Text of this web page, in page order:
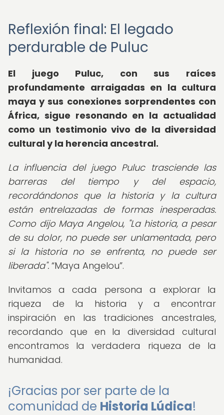
Reflexión final: El legado
perdurable de Puluc
El juego Puluc, con sus raíces
profundamente arraigadas en la cultura
maya y sus conexiones sorprendentes con
África, sigue resonando en la actualidad
como un testimonio vivo de la diversidad
cultural y la herencia ancestral.
La influencia del juego Puluc trasciende las
barreras del tiempo y del espacio,
recordándonos que la historia y la cultura
están entrelazadas de formas inesperadas.
Como dijo Maya Angelou, "La historia, a pesar
de su dolor, no puede ser unlamentada, pero
si la historia no se enfrenta, no puede ser
liberada". Maya Angelou .
Invitamos a cada persona a explorar la
riqueza de la historia y a encontrar
inspiración en las tradiciones ancestrales,
recordando que en la diversidad cultural
encontramos la verdadera riqueza de la
humanidad.
¡Gracias por ser parte de la
comunidad de Historia Lúdica!